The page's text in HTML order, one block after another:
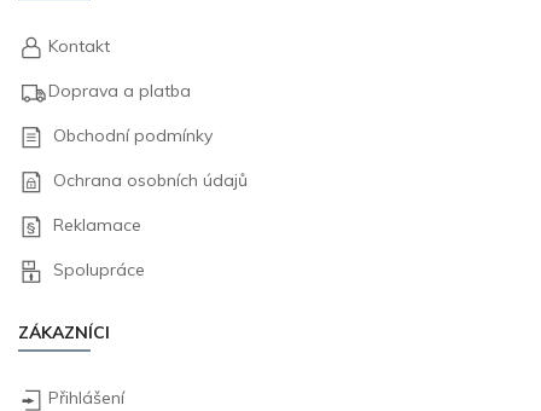
Kontakt
Doprava a platba
Obchodní podmínky
Ochrana osobních údajů
Reklamace
Spolupráce
ZÁKAZNÍCI
Přihlášení